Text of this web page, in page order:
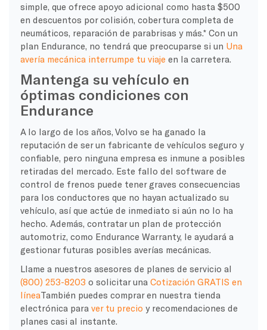
simple, que ofrece apoyo adicional como hasta $500
en descuentos por colisión, cobertura completa de
neumáticos, reparación de parabrisas y más.* Con un
plan Endurance, no tendrá que preocuparse si un Una
avería mecánica interrumpe tu viaje en la carretera.
Mantenga su vehículo en
óptimas condiciones con
Endurance
A lo largo de los años, Volvo se ha ganado la
reputación de ser un fabricante de vehículos seguro y
confiable, pero ninguna empresa es inmune a posibles
retiradas del mercado. Este fallo del software de
control de frenos puede tener graves consecuencias
para los conductores que no hayan actualizado su
vehículo, así que actúe de inmediato si aún no lo ha
hecho. Además, contratar un plan de protección
automotriz, como Endurance Warranty, le ayudará a
gestionar futuras posibles averías mecánicas.
Llame a nuestros asesores de planes de servicio al
(800) 253-8203 o solicitar una Cotización GRATIS en
líneaTambién puedes comprar en nuestra tienda
electrónica para ver tu precio y recomendaciones de
planes casi al instante.